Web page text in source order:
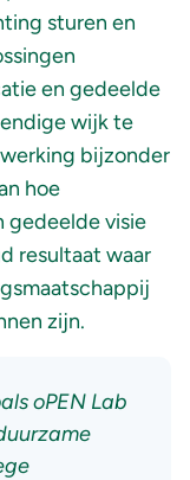
sturen en
en gedeelde
wijk te
bijzonder
hoe
gedeelde visie
resultaat waar
zijn.
oPEN Lab